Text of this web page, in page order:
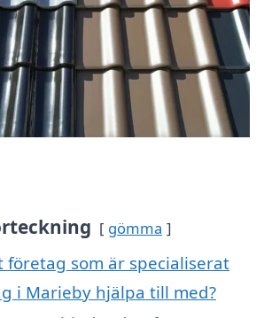
gömma
företag som är specialiserat
i Marieby hjälpa till med?